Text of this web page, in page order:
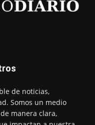
de noticias,
Somos un medio
manera clara,